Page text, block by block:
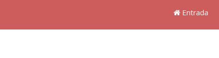
Entrada